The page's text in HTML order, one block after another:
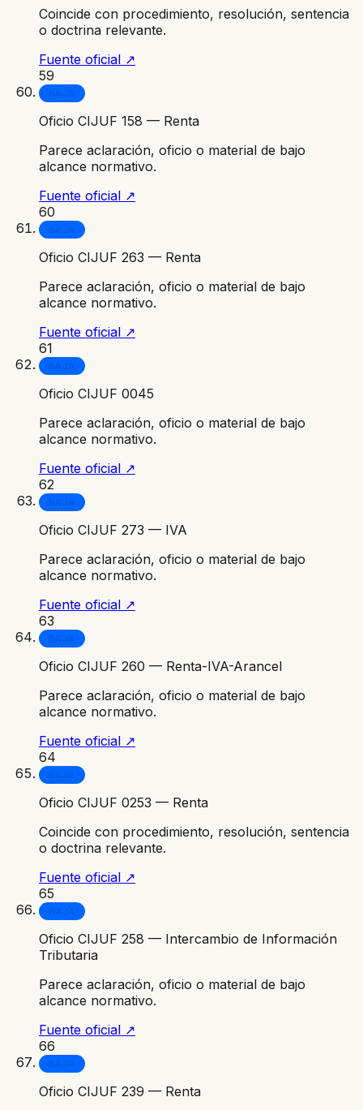
Coincide con procedimiento, resolución, sentencia
o doctrina relevante.
Fuente oficial ↗
59
BAJA
Oficio CIJUF 158 — Renta
Parece aclaración, oficio o material de bajo
alcance normativo.
Fuente oficial ↗
60
BAJA
Oficio CIJUF 263 — Renta
Parece aclaración, oficio o material de bajo
alcance normativo.
Fuente oficial ↗
61
BAJA
Oficio CIJUF 0045
Parece aclaración, oficio o material de bajo
alcance normativo.
Fuente oficial ↗
62
BAJA
Oficio CIJUF 273 — IVA
Parece aclaración, oficio o material de bajo
alcance normativo.
Fuente oficial ↗
63
BAJA
Oficio CIJUF 260 — Renta-IVA-Arancel
Parece aclaración, oficio o material de bajo
alcance normativo.
Fuente oficial ↗
64
BAJA
Oficio CIJUF 0253 — Renta
Coincide con procedimiento, resolución, sentencia
o doctrina relevante.
Fuente oficial ↗
65
BAJA
Oficio CIJUF 258 — Intercambio de Información
Tributaria
Parece aclaración, oficio o material de bajo
alcance normativo.
Fuente oficial ↗
66
BAJA
Oficio CIJUF 239 — Renta